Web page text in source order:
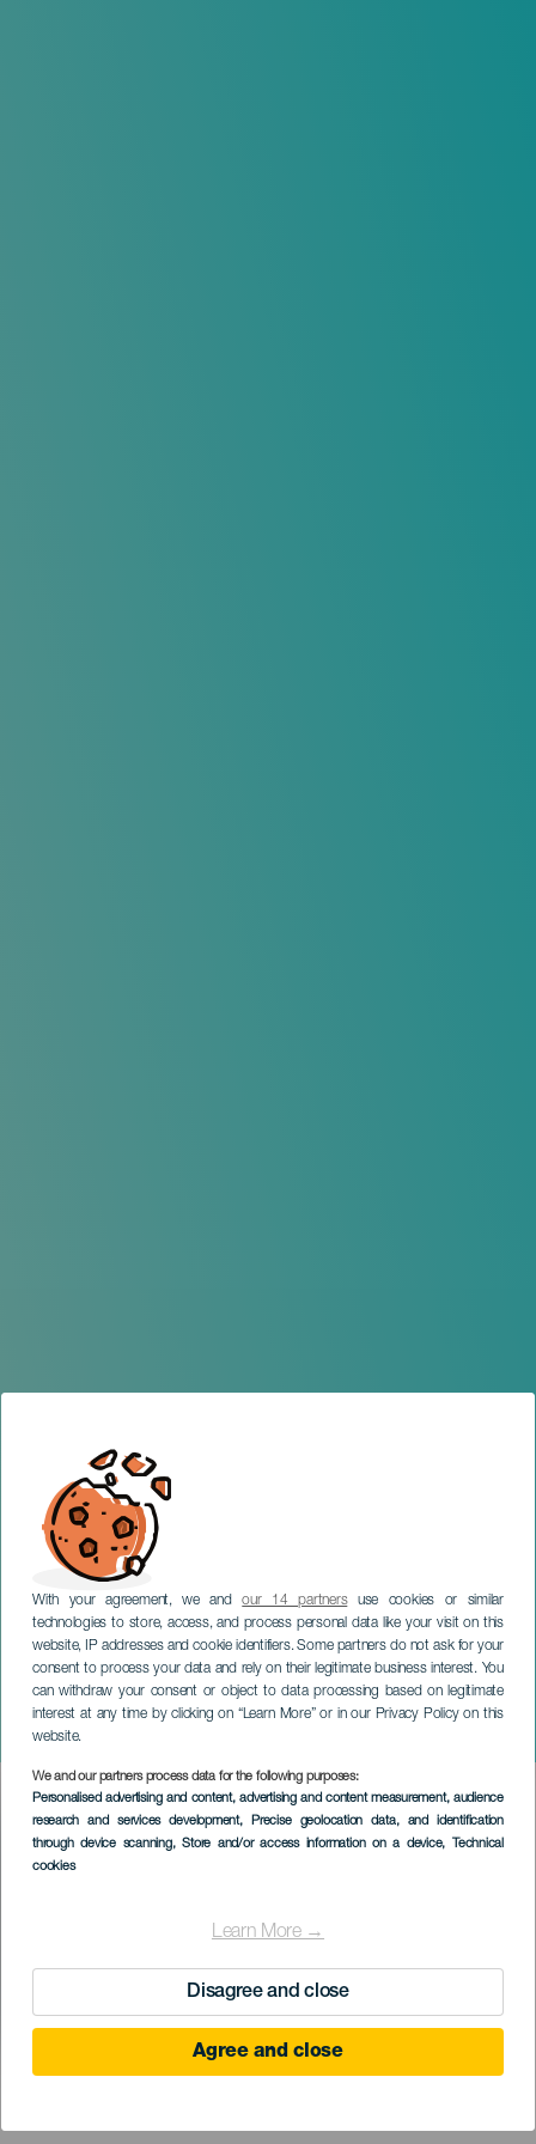
With your agreement, we andour 14 partnersuse cookies or similar
technologies to store, access, and process personal data like your visit on this
website, IP addresses and cookie identifiers. Some partners do not ask for your
consent to process your data and rely on their legitimate business interest. You
can withdraw your consent or object to data processing based on legitimate
interest at any time by clicking on “Learn More” or in our Privacy Policy on this
website.
We and our partners process data for the following purposes:
Personalised advertising and content, advertising and content measurement, audience
research and services development, Precise geolocation data, and identification
through device scanning, Store and/or access information on a device, Technical
cookies
Learn More →
Disagree and close
Agree and close
Arucas es Arte
GRAN CANARIA
Imagen
Listado